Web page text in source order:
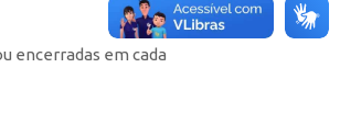
encerradas em cada